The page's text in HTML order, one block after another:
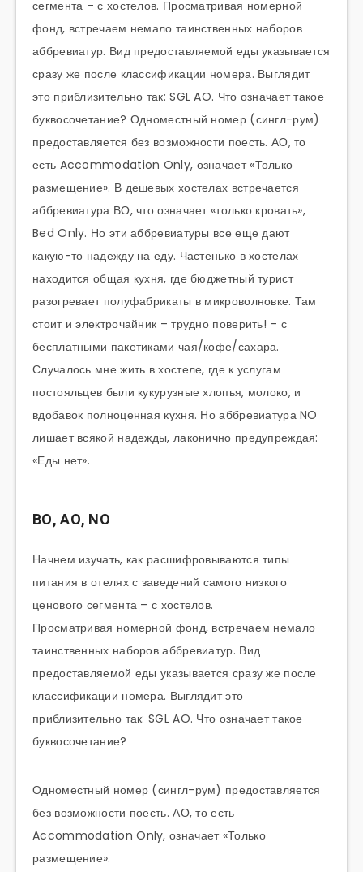
ВО, АО, NO
Начнем изучать, как расшифровываются типы
питания в отелях с заведений самого низкого
ценового сегмента – с хостелов.
Просматривая номерной фонд, встречаем немало
таинственных наборов аббревиатур. Вид
предоставляемой еды указывается сразу же после
классификации номера. Выглядит это
приблизительно так: SGL AO. Что означает такое
буквосочетание?
Одноместный номер (сингл-рум) предоставляется
без возможности поесть. АО, то есть
Accommodation Only, означает «Только
размещение».